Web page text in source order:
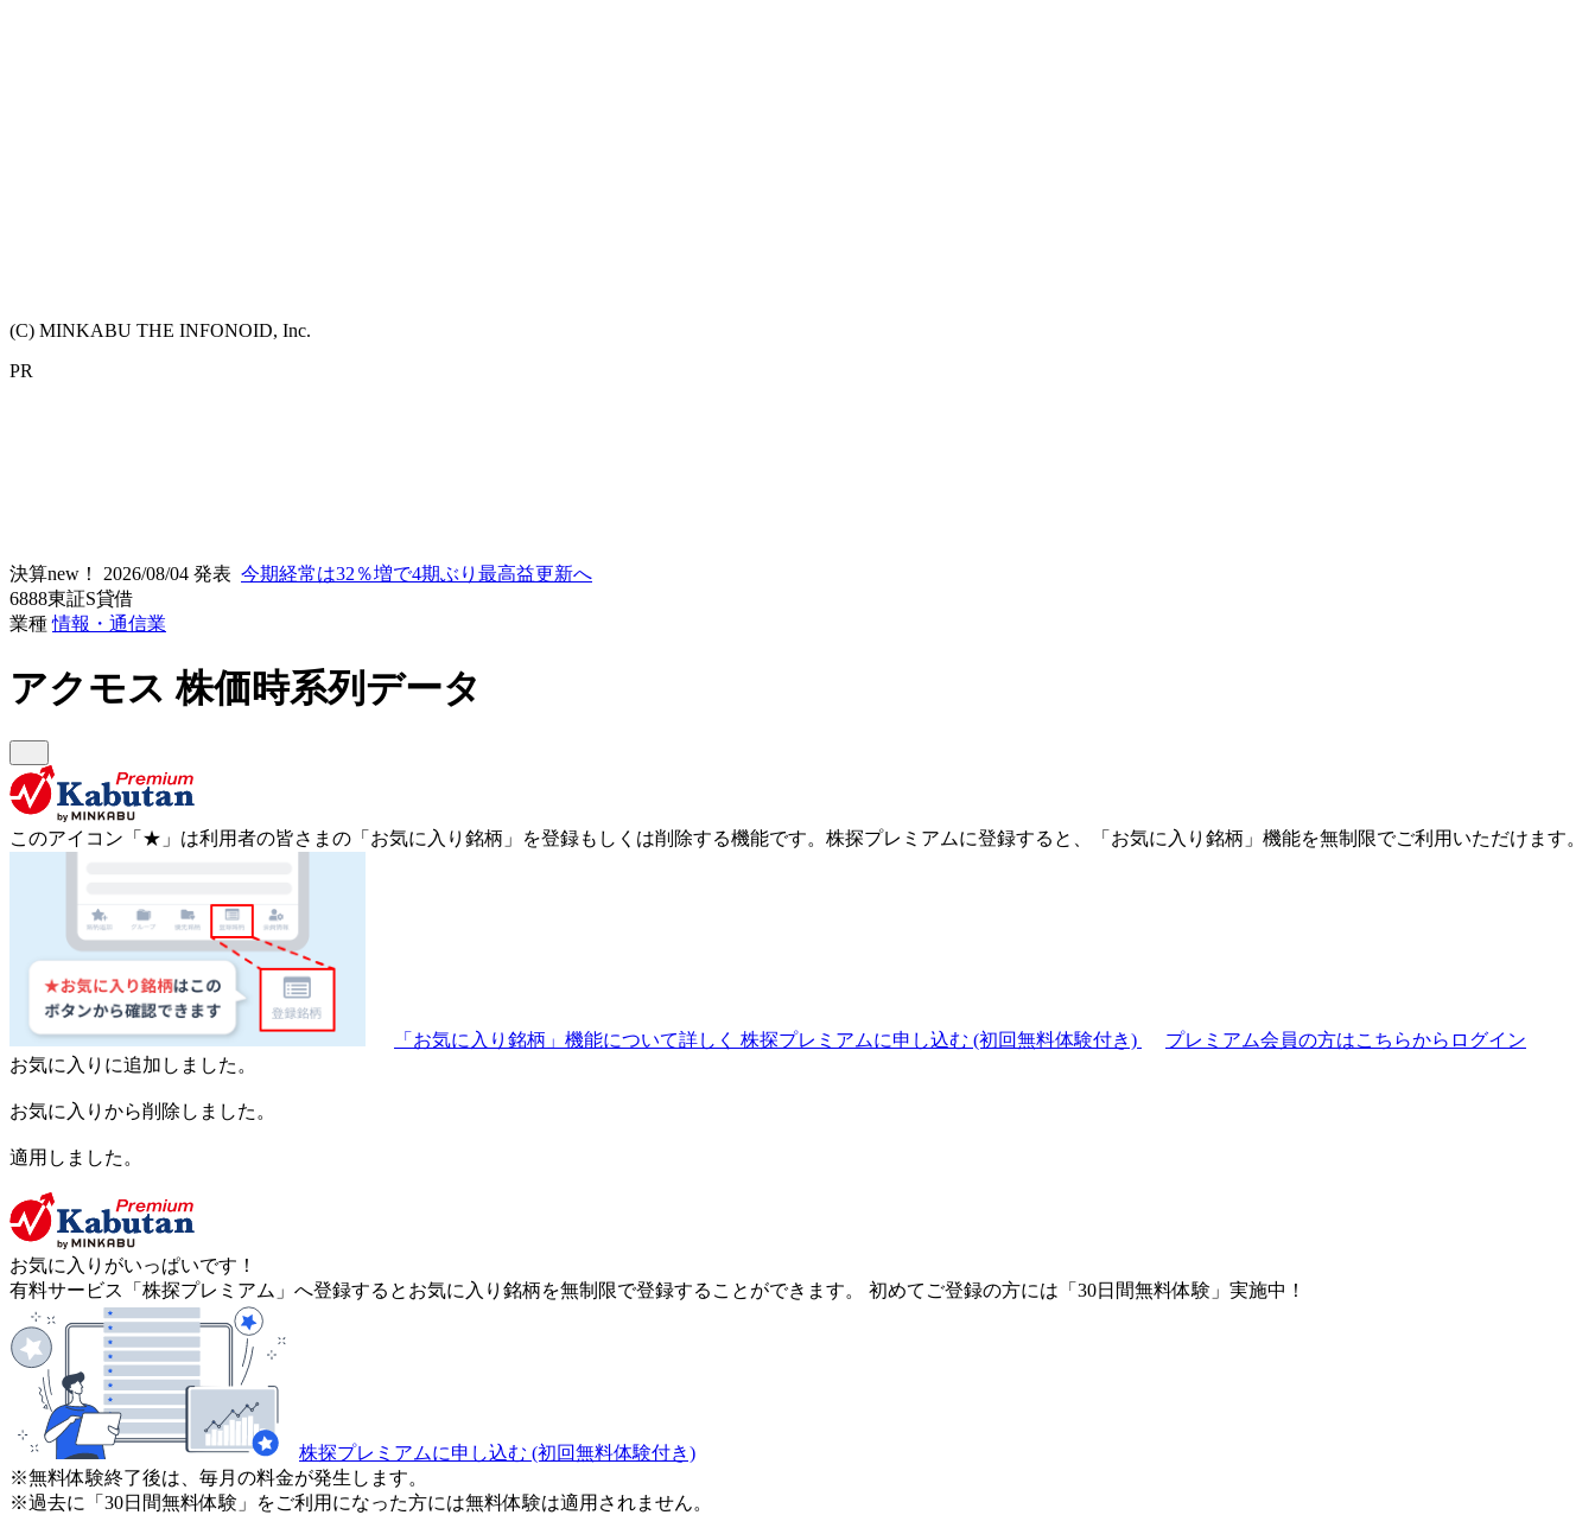
(C) MINKABU THE INFONOID, Inc.
PR
決算new！ 2026/08/04 発表 今期経常は32％増で4期ぶり最高益更新へ
6888東証S貸借
業種情報・通信業
アクモス株価時系列データ
このアイコン 「★」 は利用者の皆さまの 「お気に入り銘柄」を登録もしくは削除する機能です。 株探プレミアムに登録すると、「お気に入り銘柄」機能を無制限でご利用いただけます。
「お気に入り銘柄」機能について詳しく 株探プレミアムに申し込む (初回無料体験付き)
プレミアム会員の方はこちらからログイン
お気に入りに追加しました。
お気に入りから削除しました。
適用しました。
お気に入りがいっぱいです！
有料サービス「株探プレミアム」へ登録するとお気に入り銘柄を無制限で登録することができます。 初めてご登録の方には「30日間無料体験」実施中！
株探プレミアムに申し込む (初回無料体験付き)
※無料体験終了後は、毎月の料金が発生します。
※過去に「30日間無料体験」をご利用になった方には無料体験は適用されません。